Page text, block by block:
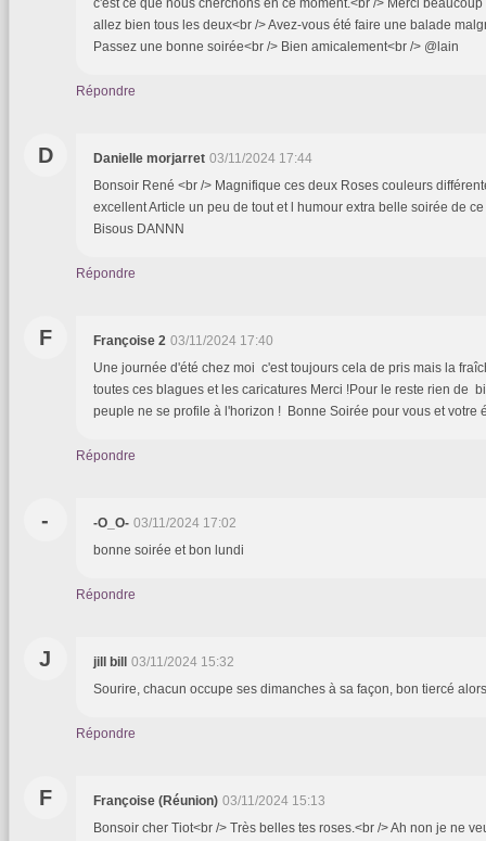
c'est ce que nous cherchons en ce moment.<br /> Merci
allez bien tous les deux<br /> Avez-vous été faire une balade
Passez une bonne soirée<br /> Bien amicalement<br /> @lain
Répondre
D Danielle morjarret 03/11/2024 17:44
Bonsoir René <br /> Magnifique ces deux Roses couleurs
excellent Article un peu de tout et l humour extra belle soirée de
Bisous DANNN
Répondre
F Françoise 2 03/11/2024 17:40
Une journée d'été chez moi c'est toujours cela de pris mais la
toutes ces blagues et les caricatures Merci !Pour le reste rien de
peuple ne se profile à l'horizon ! Bonne Soirée pour vous et votre
Répondre
- -O_O- 03/11/2024 17:02
bonne soirée et bon lundi
Répondre
J jill bill
03/11/2024 15:32
Sourire, chacun occupe ses dimanches à sa façon, bon tiercé
Répondre
F Françoise (Réunion) 03/11/2024 15:13
Bonsoir cher Tiot<br /> Très belles tes roses.<br /> Ah non je ne